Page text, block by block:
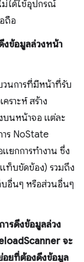
ม่ได้ใช้อุปกรณ์
ถือ
งข้อมูลล่วงหน้า
วนการที่มีหน้าที่รับ
ราะห์ สร้าง
บนหน้าจอ แต่ละ
ร NoState
ยกการทำงาน ซึ่ง
ท็บขัดข้อง) รวมถึง
อื่นๆ หรือส่วนอื่นๆ
รดึงข้อมูลล่วง
จะ
ยที่ต้องดึงข้อมูล